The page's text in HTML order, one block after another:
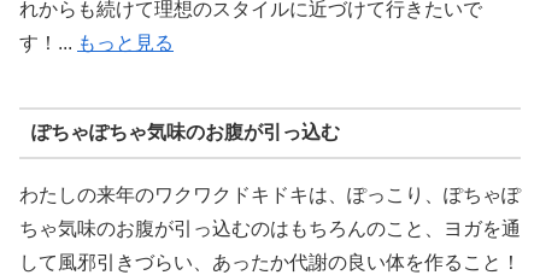
れからも続けて理想のスタイルに近づけて行きたいで
す！... もっと見る
ぽちゃぽちゃ気味のお腹が引っ込む
わたしの来年のワクワクドキドキは、ぽっこり、ぽちゃぽ
ちゃ気味のお腹が引っ込むのはもちろんのこと、ヨガを通
して風邪引きづらい、あったか代謝の良い体を作ること！